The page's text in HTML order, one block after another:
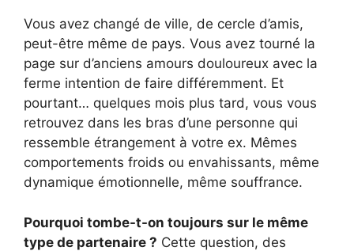
Vous avez changé de ville, de cercle d’amis,
peut-être même de pays. Vous avez tourné la
page sur d’anciens amours douloureux avec la
ferme intention de faire différemment. Et
pourtant… quelques mois plus tard, vous vous
retrouvez dans les bras d’une personne qui
ressemble étrangement à votre ex. Mêmes
comportements froids ou envahissants, même
dynamique émotionnelle, même souffrance.
Pourquoi tombe-t-on toujours sur le même
type de partenaire ? Cette question, des